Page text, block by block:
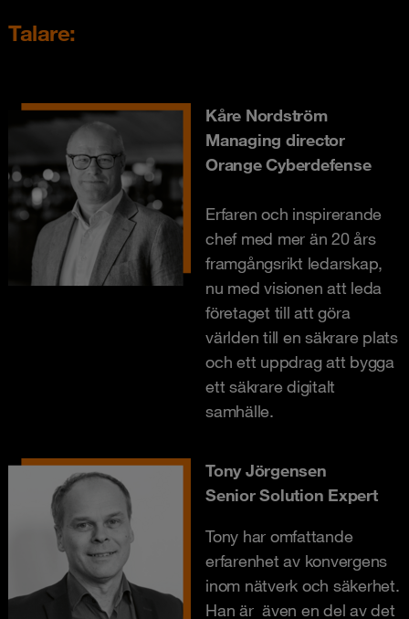
Talare:
Kåre Nordström
Managing director
Orange Cyberdefense
Erfaren och inspirerande
chef med mer än 20 års
framgångsrikt ledarskap,
nu med visionen att leda
företaget till att göra
världen till en säkrare plats
och ett uppdrag att bygga
ett säkrare digitalt
samhälle.
Tony Jörgensen
Senior Solution Expert
Tony har omfattande
erfarenhet av konvergens
inom nätverk och säkerhet.
Han är även en del av det